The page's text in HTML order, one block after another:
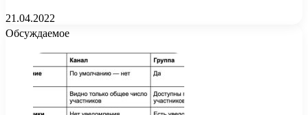
21.04.2022
Обсуждаемое